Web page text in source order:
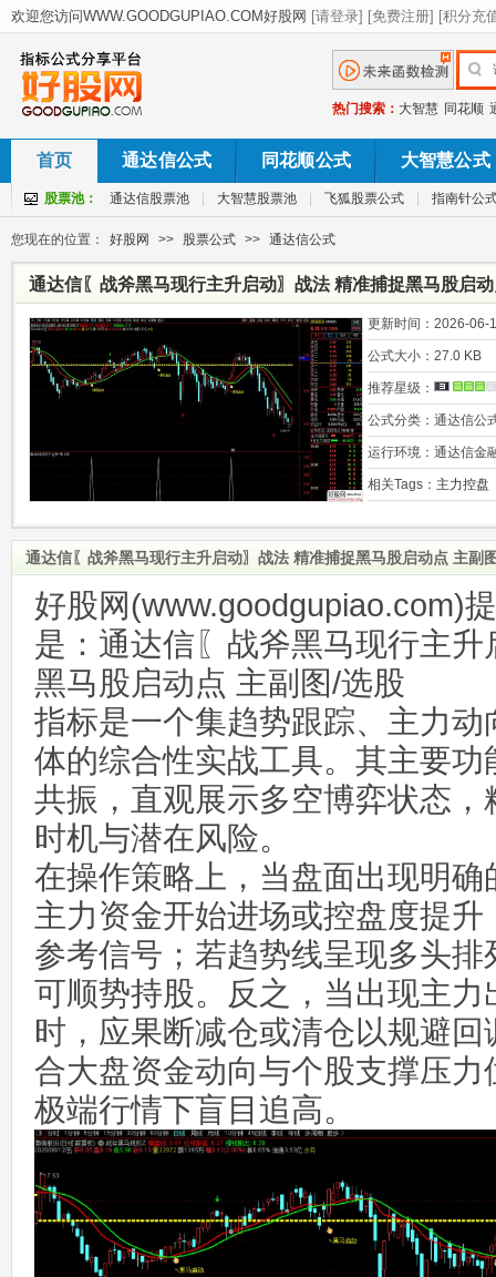
热门搜索： 大智慧 同花顺
首页 通达信公式 同花顺公式 大智慧公式
股票池： 通达信股票池 大智慧股票池 飞狐股票公式 指南针公
您现在的位置： 好股网 >> 股票公式 >> 通达信公式
通达信〖战斧黑马现行主升启动〗战法 精准捕捉黑马股启
更新时间： 2026-06-
公式大小： 27.0 KB
推荐星级：
公式分类： 通达信公
运行环境： 通达信金
相关Tags： 主力控盘
通达信〖战斧黑马现行主升启动〗战法 精准捕捉黑马股启动点 主副
好股网(www.goodgupiao.com)
是：通达信〖战斧黑马现行主
黑马股启动点 主副图/选股
指标是一个集趋势跟踪、主力
体的综合性实战工具。其主要
共振，直观展示多空博弈状态
时机与潜在风险。
在操作策略上，当盘面出现明
主力资金开始进场或控盘度提
参考信号；若趋势线呈现多头
可顺势持股。反之，当出现主
时，应果断减仓或清仓以规避
合大盘资金动向与个股支撑压
极端行情下盲目追高。